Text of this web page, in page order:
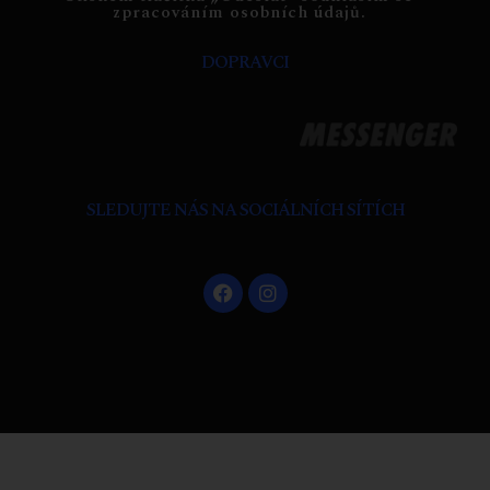
zpracováním osobních údajů.
DOPRAVCI
SLEDUJTE NÁS NA SOCIÁLNÍCH SÍTÍCH